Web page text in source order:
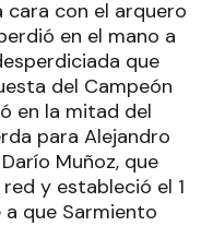
cara con el arquero
en el mano a
que
del Campeón
en la mitad del
para Alejandro
Muñoz, que
y estableció el 1
que Sarmiento